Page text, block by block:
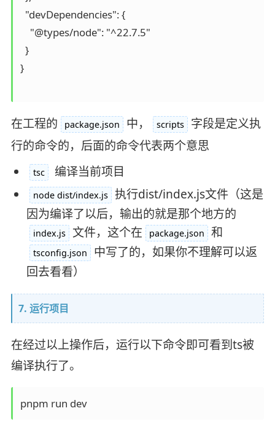
  "devDependencies": {
    "@types/node": "^22.7.5"
  }
}
在工程的 package.json 中， scripts
字段是定义执
行的命令的，后面的命令代表两个意思
tsc 编译当前项目
node dist/index.js 执行dist/index.js文件（这是
因为编译了以后，输出的就是那个地方的
index.js 文件，这个在 package.json 和
tsconfig.json
中写了的，如果你不理解可以返
回去看看）
7. 运行项目
在经过以上操作后，运行以下命令即可看到ts被
编译执行了。
pnpm run dev